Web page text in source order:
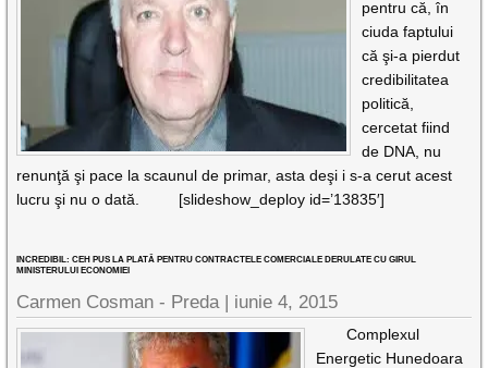
pentru că, în
ciuda faptului
că şi-a pierdut
credibilitatea
politică,
cercetat fiind
de DNA, nu
renunţă şi pace la scaunul de primar, asta deşi i s-a cerut acest
lucru şi nu o dată. [slideshow_deploy id=’13835′]
INCREDIBIL: CEH PUS LA PLATĂ PENTRU CONTRACTELE COMERCIALE DERULATE CU GIRUL
MINISTERULUI ECONOMIEI
Carmen Cosman - Preda | iunie 4, 2015
Complexul
Energetic Hunedoara